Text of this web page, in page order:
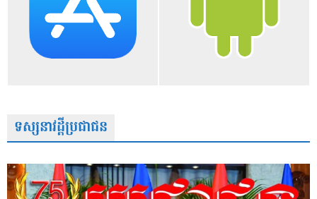
ទស្សនាវដ្តីប្រជាជន